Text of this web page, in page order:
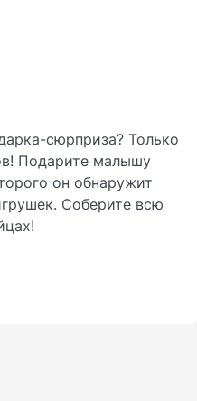
сюрприза? Только
Подарите малышу
он обнаружит
Соберите всю